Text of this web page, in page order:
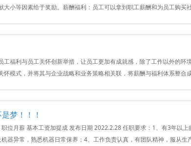
小等因素给于奖励。薪酬福利：员工可以拿到职工薪酬和为员工购买
工福利与员工关怀创新举措，让员工更加有成就感，除了工作以外的
模式，并将其与企业战略和业务策略相关联，将薪酬与福利体系整合
梦！！！
位月薪 基本工资加提成 发布日期 2022.2.28 任职要求：1、有3年以
器异常，熟悉机器日常保养；4、工作负责认真，有团队精神，服从生